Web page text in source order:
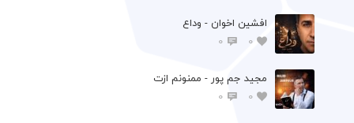
افشين اخوان - وداع
0
0
مجید جم پور - ممنونم ازت
0
0